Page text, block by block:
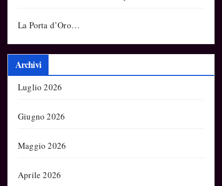
La Porta d’Oro…
Archivi
Luglio 2026
Giugno 2026
Maggio 2026
Aprile 2026